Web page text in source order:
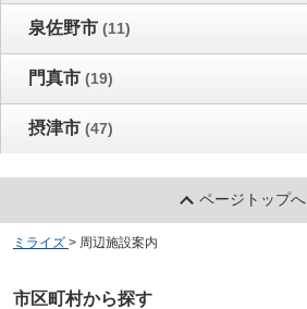
泉佐野市 (11)
門真市 (19)
摂津市 (47)
ページトップへ
ミライズ > 周辺施設案内
市区町村から探す